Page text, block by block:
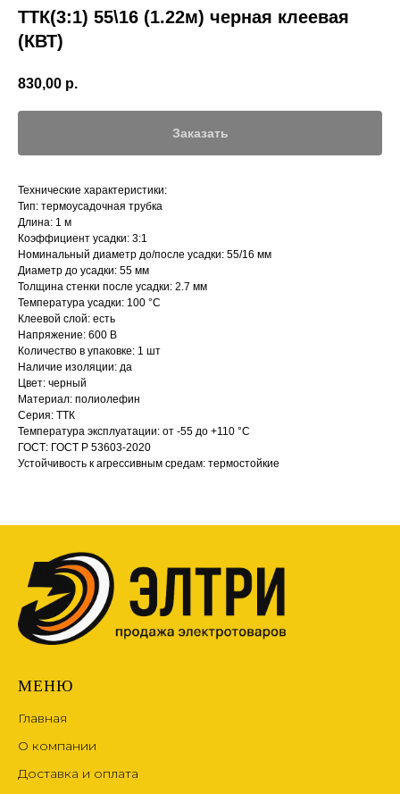
ТТК(3:1) 55\16 (1.22м) черная клеевая
(КВТ)
830,00 р.
Заказать
Технические характеристики:
Тип: термоусадочная трубка
Длина: 1 м
Коэффициент усадки: 3:1
Номинальный диаметр до/после усадки: 55/16 мм
Диаметр до усадки: 55 мм
Толщина стенки после усадки: 2.7 мм
Температура усадки: 100 °С
Клеевой слой: есть
Напряжение: 600 В
Количество в упаковке: 1 шт
Наличие изоляции: да
Цвет: черный
Материал: полиолефин
Серия: ТТК
Температура эксплуатации: от -55 до +110 °С
ГОСТ: ГОСТ Р 53603-2020
Устойчивость к агрессивным средам: термостойкие
МЕНЮ
Главная
О компании
Доставка и оплата